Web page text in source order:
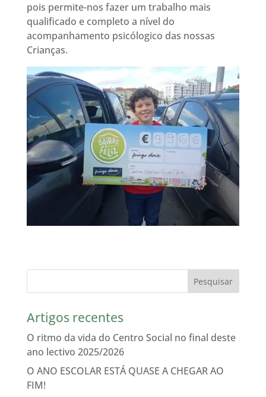
pois permite-nos fazer um trabalho mais
qualificado e completo a nível do
acompanhamento psicólogico das nossas
Crianças.
Artigos recentes
O ritmo da vida do Centro Social no final deste
ano lectivo 2025/2026
O ANO ESCOLAR ESTÁ QUASE A CHEGAR AO
FIM!